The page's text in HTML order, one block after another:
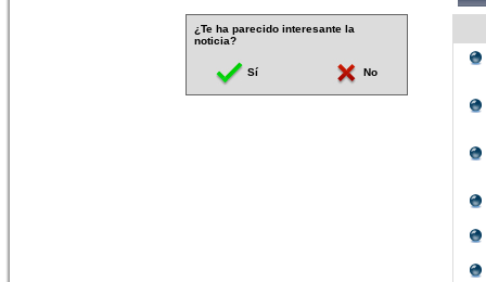
¿Te ha parecido interesante la
noticia?
Sí No